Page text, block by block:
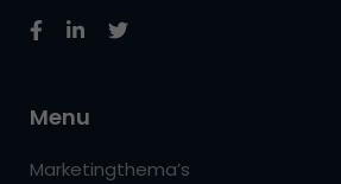
Menu
Marketingthema’s